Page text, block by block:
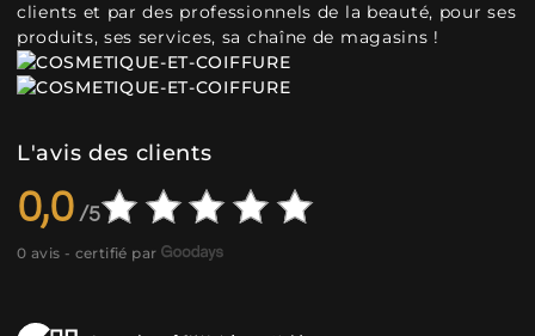
clients et par des professionnels de la beauté, pour ses
produits, ses services, sa chaîne de magasins !
L'avis des clients
0,0
0 avis - certifié par